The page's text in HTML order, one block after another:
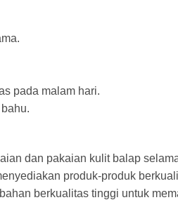
pada malam hari.
dan pakaian kulit balap
produk-produk
berkualitas tinggi untuk